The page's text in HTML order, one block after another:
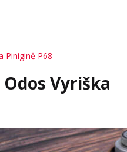
Piniginė P68
Vyriška